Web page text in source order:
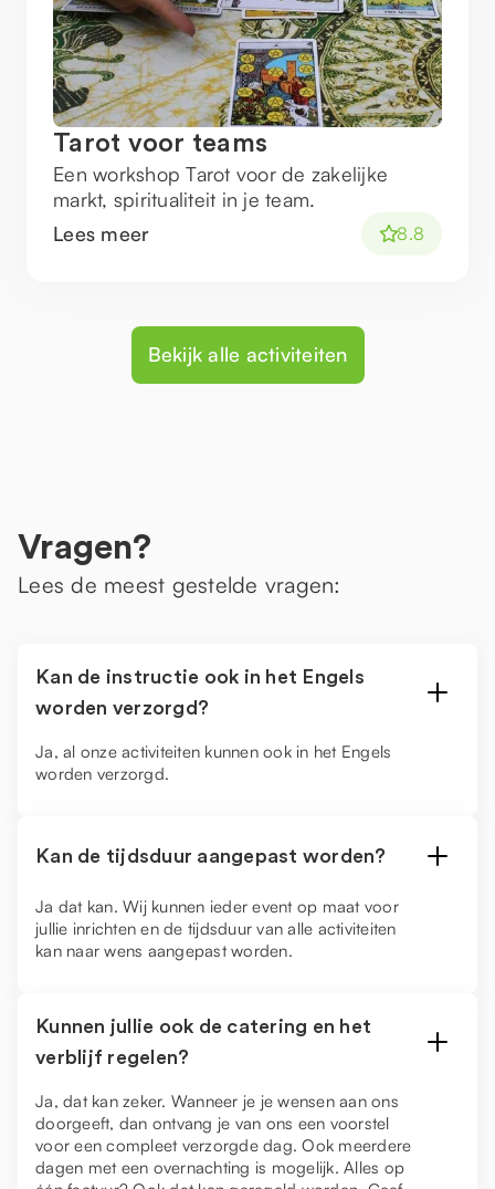
Tarot voor teams
Een workshop Tarot voor de zakelijke
markt, spiritualiteit in je team.
Lees meer
8.8
Bekijk alle activiteiten
Vragen?
Lees de meest gestelde vragen:
Kan de instructie ook in het Engels
worden verzorgd?
Ja, al onze activiteiten kunnen ook in het Engels
worden verzorgd.
Kan de tijdsduur aangepast worden?
Ja dat kan. Wij kunnen ieder event op maat voor
jullie inrichten en de tijdsduur van alle activiteiten
kan naar wens aangepast worden.
Kunnen jullie ook de catering en het
verblijf regelen?
Ja, dat kan zeker. Wanneer je je wensen aan ons
doorgeeft, dan ontvang je van ons een voorstel
voor een compleet verzorgde dag. Ook meerdere
dagen met een overnachting is mogelijk. Alles op